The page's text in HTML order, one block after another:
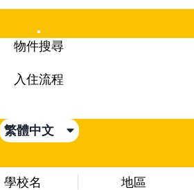
Mobile
Menu
物件搜尋
入住流程
繁體中文
學校名 地區